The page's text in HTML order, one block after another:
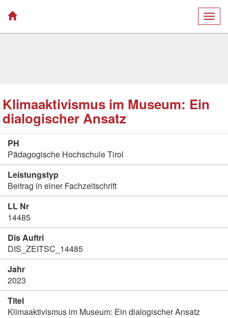
Klimaaktivismus im Museum: Ein
dialogischer Ansatz
PH
Pädagogische Hochschule Tirol
Leistungstyp
Beitrag in einer Fachzeitschrift
LL Nr
14485
Dis Auftri
DIS_ZEITSC_14485
Jahr
2023
Titel
Klimaaktivismus im Museum: Ein dialogischer Ansatz